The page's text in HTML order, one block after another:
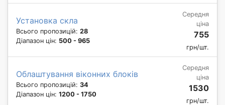
Установка скла
Всього пропозицій: 28
Діапазон цін: 500 - 965
Середня
ціна
755
грн/шт.
Облаштування віконних блоків
Всього пропозицій: 34
Діапазон цін: 1200 - 1750
Середня
ціна
1530
грн/шт.